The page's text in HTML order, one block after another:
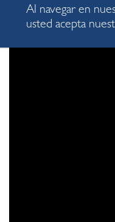
acciones
Al navegar en
usted acepta